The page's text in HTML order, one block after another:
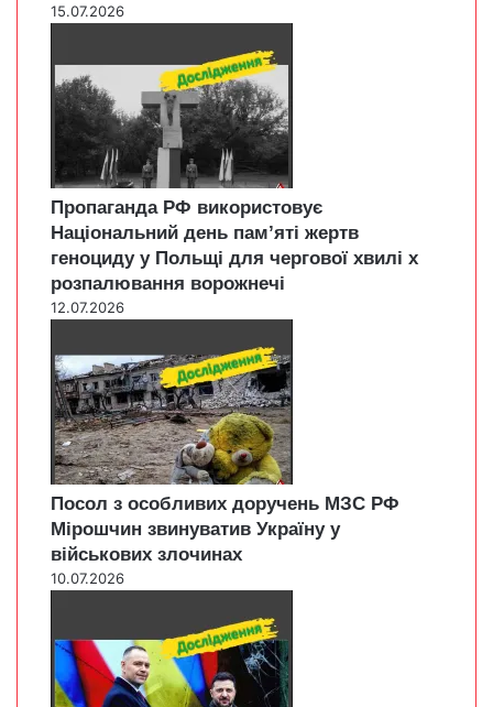
15.07.2026
Пропаганда РФ використовує
Національний день пам’яті жертв
геноциду у Польщі для чергової хвилі х
розпалювання ворожнечі
12.07.2026
Посол з особливих доручень МЗС РФ
Мірошчин звинуватив Україну у
військових злочинах
10.07.2026